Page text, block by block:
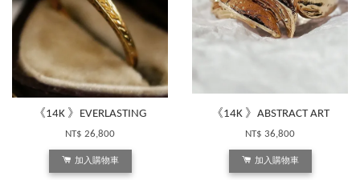
《14K 》EVERLASTING
NT$ 26,800
加入購物車
《14K 》ABSTRACT ART
NT$ 36,800
加入購物車